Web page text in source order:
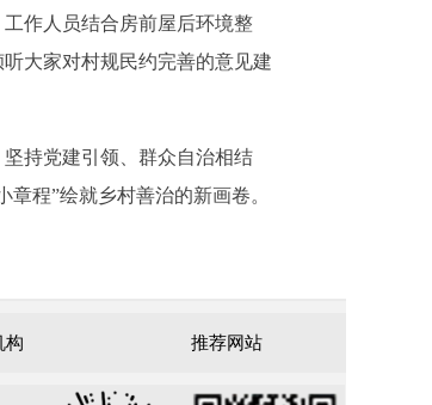
作人员结合房前屋后环境整
大家对村规民约完善的意见建
持党建引领、群众自治相结
程”绘就乡村善治的新画卷。
构 推荐网站